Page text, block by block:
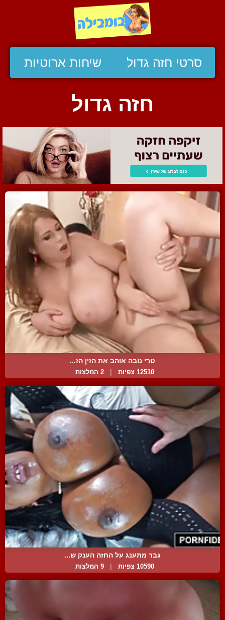
סרטי חזה גדול שיחות ארוטיות
חזה גדול
טרי נובה אוהב את הזין הז...
12510 צפיות 2 המלצות
גבר מתענג על החזה הענק ש...
10590 צפיות | 9 המלצות